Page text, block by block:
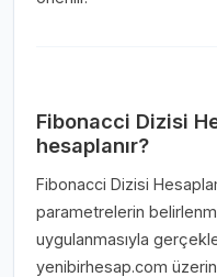
Fibonacci Dizisi
hesaplanır?
Fibonacci Dizisi
parametrelerin
uygulanmasıyla
yenibirhesap.com